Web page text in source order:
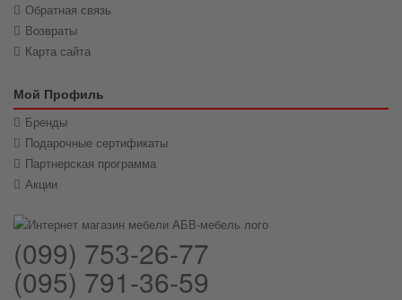
Обратная связь
Возвраты
Карта сайта
Мой Профиль
Бренды
Подарочные сертификаты
Партнерская программа
Акции
(099) 753-26-77
(095) 791-36-59